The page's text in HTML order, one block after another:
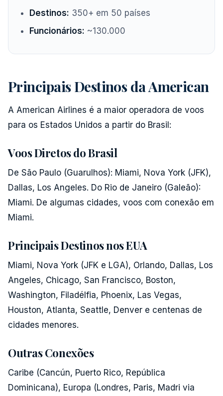
Destinos: 350+ em 50 países
Funcionários: ~130.000
Principais Destinos da American
A American Airlines é a maior operadora de voos
para os Estados Unidos a partir do Brasil:
Voos Diretos do Brasil
De São Paulo (Guarulhos): Miami, Nova York (JFK),
Dallas, Los Angeles. Do Rio de Janeiro (Galeão):
Miami. De algumas cidades, voos com conexão em
Miami.
Principais Destinos nos EUA
Miami, Nova York (JFK e LGA), Orlando, Dallas, Los
Angeles, Chicago, San Francisco, Boston,
Washington, Filadélfia, Phoenix, Las Vegas,
Houston, Atlanta, Seattle, Denver e centenas de
cidades menores.
Outras Conexões
Caribe (Cancún, Puerto Rico, República
Dominicana), Europa (Londres, Paris, Madri via